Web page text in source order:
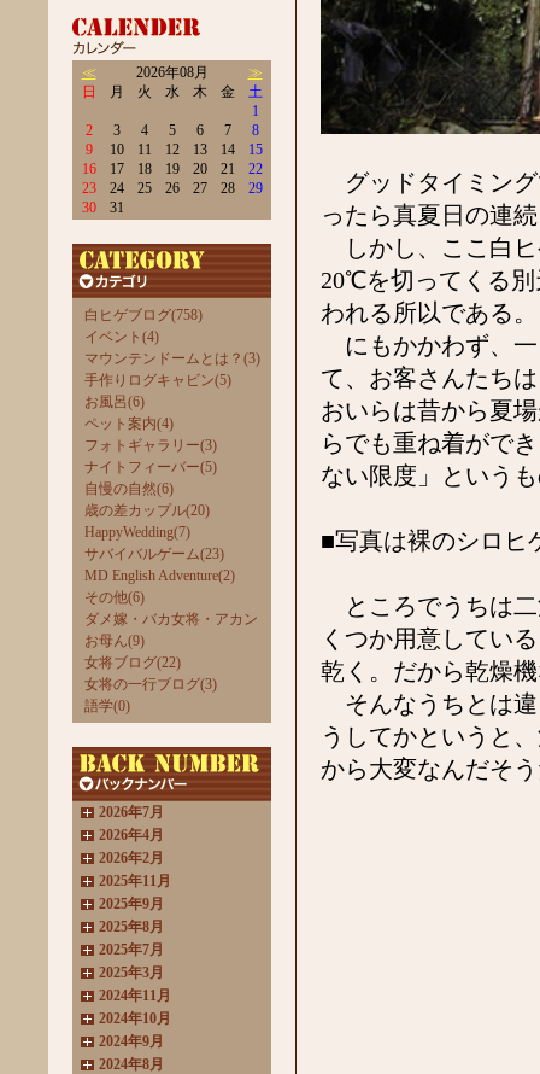
≪ 2026年08月
≫
日
月 火 水 木 金
土
1
2
3 4 5 6 7
8
9
10 11 12 13 14
15
16
17 18 19 20 21
22
23
24 25 26 27 28
29
30
31
白ヒゲブログ(758)
イベント(4)
マウンテンドームとは？(3)
手作りログキャビン(5)
お風呂(6)
ペット案内(4)
フォトギャラリー(3)
ナイトフィーバー(5)
自慢の自然(6)
歳の差カップル(20)
HappyWedding(7)
サバイバルゲーム(23)
MD English Adventure(2)
その他(6)
ダメ嫁・バカ女将・アカン
お母ん(9)
女将ブログ(22)
女将の一行ブログ(3)
語学(0)
2026年7月
2026年4月
2026年2月
2025年11月
2025年9月
2025年8月
2025年7月
2025年3月
2024年11月
2024年10月
2024年9月
2024年8月
グッドタイミング
ったら真夏日の連
しかし、ここ白ヒ
20℃を切ってくる
われる所以である。
にもかかわず、一
て、お客さんたち
おいらは昔から夏
らでも重ね着がで
ない限度」という
■写真は裸のシロヒ
ところでうちは二
くつか用意してい
乾く。だから乾燥
そんなうちとは違
うしてかというと
から大変なんだそ